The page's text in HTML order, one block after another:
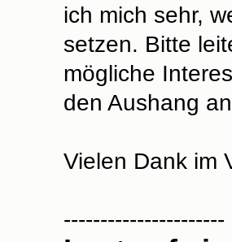
ich mich sehr,
setzen. Bitte
mögliche
den Aushang
Vielen Dank im
----------------------